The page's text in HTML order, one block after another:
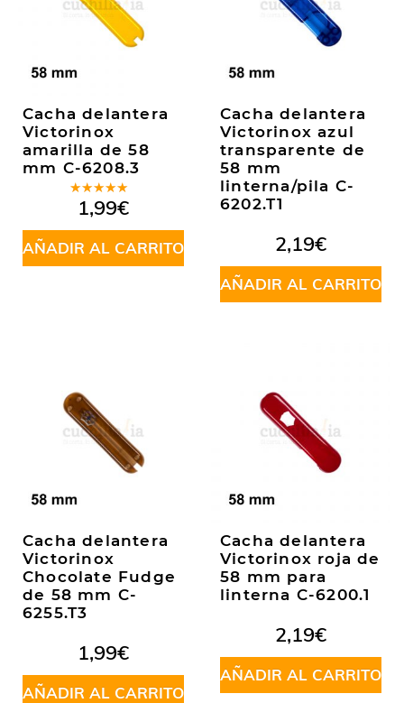
Cacha delantera
Victorinox
amarilla de 58
mm C-6208.3
Valorado
en5.00de
5
1,99€
AÑADIR AL CARRITO
Cacha delantera
Victorinox azul
transparente de
58 mm
linterna/pila C-
6202.T1
2,19€
AÑADIR AL CARRITO
Cacha delantera
Victorinox
Chocolate Fudge
de 58 mm C-
6255.T3
1,99€
AÑADIR AL CARRITO
Cacha delantera
Victorinox roja de
58 mm para
linterna C-6200.1
2,19€
AÑADIR AL CARRITO